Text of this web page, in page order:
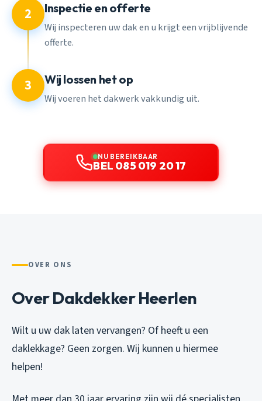
2 Inspectie en offerte
Wij inspecteren uw dak en u krijgt een vrijblijvende
offerte.
3 Wij lossen het op
Wij voeren het dakwerk vakkundig uit.
NU BEREIKBAAR
BEL 085 019 20 17
OVER ONS
Over Dakdekker Heerlen
Wilt u uw dak laten vervangen? Of heeft u een
daklekkage? Geen zorgen. Wij kunnen u hiermee
helpen!